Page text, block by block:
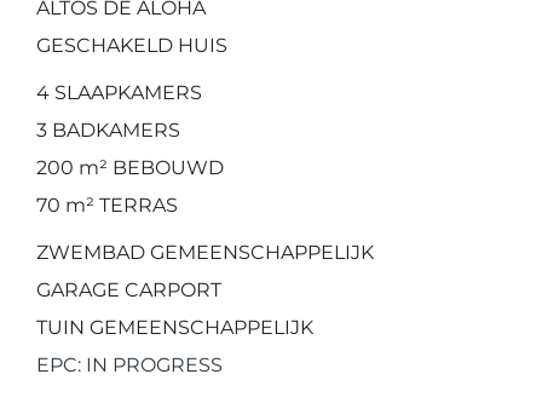
ALTOS DE ALOHA
GESCHAKELD HUIS
4 SLAAPKAMERS
3 BADKAMERS
200 m² BEBOUWD
70 m² TERRAS
ZWEMBAD GEMEENSCHAPPELIJK
GARAGE CARPORT
TUIN GEMEENSCHAPPELIJK
EPC: IN PROGRESS